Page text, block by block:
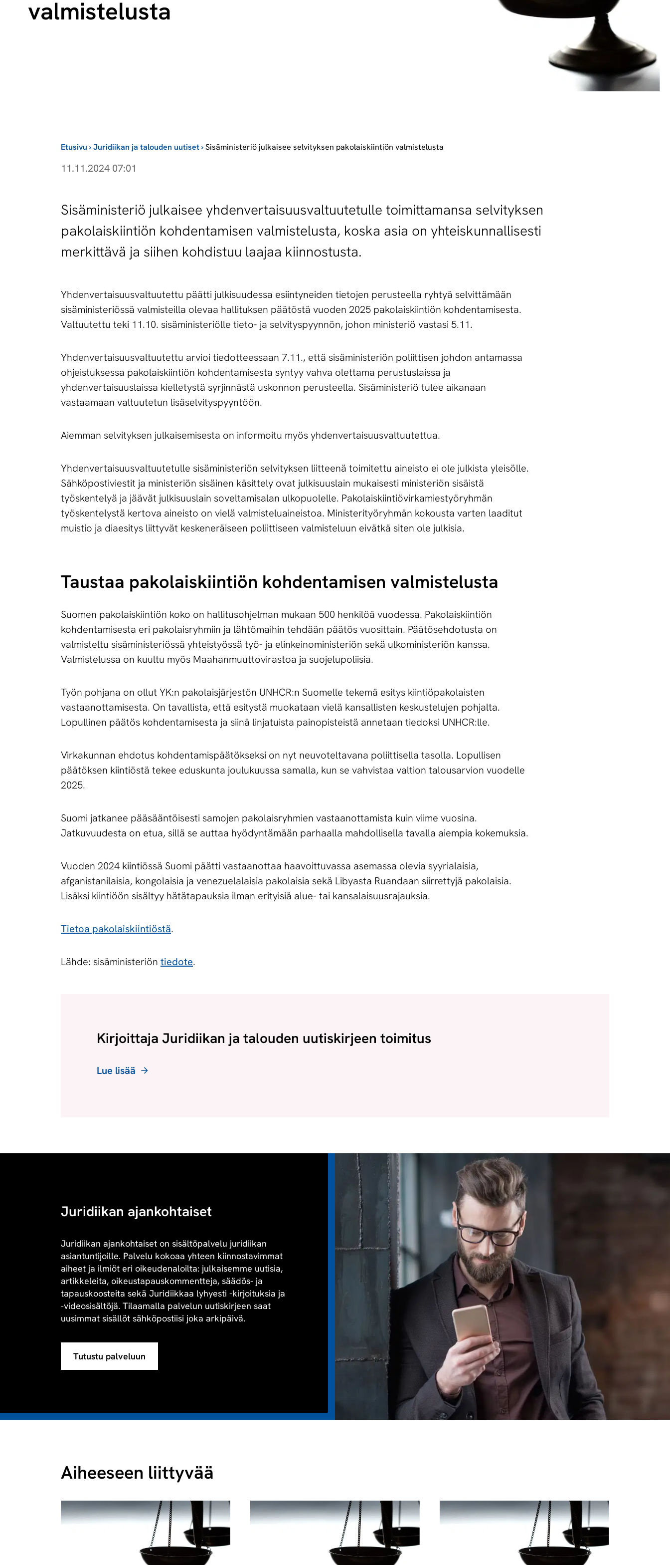
valmistelusta
Etusivu ›Juridiikan ja talouden uutiset›Sisäministeriö julkaisee selvityksen pakolaiskiintiön valmistelusta
11.11.2024 07:01
Sisäministeriö julkaisee yhdenvertaisuusvaltuutetulle toimittamansa selvityksen
pakolaiskiintiön kohdentamisen valmistelusta, koska asia on yhteiskunnallisesti
merkittävä ja siihen kohdistuu laajaa kiinnostusta.
Yhdenvertaisuusvaltuutettu päätti julkisuudessa esiintyneiden tietojen perusteella ryhtyä selvittämään
sisäministeriössä valmisteilla olevaa hallituksen päätöstä vuoden 2025 pakolaiskiintiön kohdentamisesta.
Valtuutettu teki 11.10. sisäministeriölle tieto- ja selvityspyynnön, johon ministeriö vastasi 5.11.
Yhdenvertaisuusvaltuutettu arvioi tiedotteessaan 7.11., että sisäministeriön poliittisen johdon antamassa
ohjeistuksessa pakolaiskiintiön kohdentamisesta syntyy vahva olettama perustuslaissa ja
yhdenvertaisuuslaissa kielletystä syrjinnästä uskonnon perusteella. Sisäministeriö tulee aikanaan
vastaamaan valtuutetun lisäselvityspyyntöön.
Aiemman selvityksen julkaisemisesta on informoitu myös yhdenvertaisuusvaltuutettua.
Yhdenvertaisuusvaltuutetulle sisäministeriön selvityksen liitteenä toimitettu aineisto ei ole julkista yleisölle.
Sähköpostiviestit ja ministeriön sisäinen käsittely ovat julkisuuslain mukaisesti ministeriön sisäistä
työskentelyä ja jäävät julkisuuslain soveltamisalan ulkopuolelle. Pakolaiskiintiövirkamiestyöryhmän
työskentelystä kertova aineisto on vielä valmisteluaineistoa. Ministerityöryhmän kokousta varten laaditut
muistio ja diaesitys liittyvät keskeneräiseen poliittiseen valmisteluun eivätkä siten ole julkisia.
Taustaa pa­ko­lais­kiin­tiön kohdentamisen valmistelusta
Suomen pakolaiskiintiön koko on hallitusohjelman mukaan 500 henkilöä vuodessa. Pakolaiskiintiön
kohdentamisesta eri pakolaisryhmiin ja lähtömaihin tehdään päätös vuosittain. Päätösehdotusta on
valmisteltu sisäministeriössä yhteistyössä työ- ja elinkeinoministeriön sekä ulkoministeriön kanssa.
Valmistelussa on kuultu myös Maahanmuuttovirastoa ja suojelupoliisia.
Työn pohjana on ollut YK:n pakolaisjärjestön UNHCR:n Suomelle tekemä esitys kiintiöpakolaisten
vastaanottamisesta. On tavallista, että esitystä muokataan vielä kansallisten keskustelujen pohjalta.
Lopullinen päätös kohdentamisesta ja siinä linjatuista painopisteistä annetaan tiedoksi UNHCR:lle.
Virkakunnan ehdotus kohdentamispäätökseksi on nyt neuvoteltavana poliittisella tasolla. Lopullisen
päätöksen kiintiöstä tekee eduskunta joulukuussa samalla, kun se vahvistaa valtion talousarvion vuodelle
2025.
Suomi jatkanee pääsääntöisesti samojen pakolaisryhmien vastaanottamista kuin viime vuosina.
Jatkuvuudesta on etua, sillä se auttaa hyödyntämään parhaalla mahdollisella tavalla aiempia kokemuksia.
Vuoden 2024 kiintiössä Suomi päätti vastaanottaa haavoittuvassa asemassa olevia syyrialaisia,
afganistanilaisia, kongolaisia ja venezuelalaisia pakolaisia sekä Libyasta Ruandaan siirrettyjä pakolaisia.
Lisäksi kiintiöön sisältyy hätätapauksia ilman erityisiä alue- tai kansalaisuusrajauksia.
Tietoa pakolaiskiintiöstä.
Lähde: sisäministeriön tiedote.
Kirjoittaja Juridiikan ja talouden uutiskirjeen toimitus
Lue lisää
Juridiikan ajankohtaiset
Juridiikan ajankohtaiset on sisältöpalvelu juridiikan
asiantuntijoille. Palvelu kokoaa yhteen kiinnostavimmat
aiheet ja ilmiöt eri oikeudenaloilta: julkaisemme uutisia,
artikkeleita, oikeustapauskommentteja, säädös- ja
tapauskoosteita sekä Juridiikkaa lyhyesti -kirjoituksia ja
-videosisältöjä. Tilaamalla palvelun uutiskirjeen saat
uusimmat sisällöt sähköpostiisi joka arkipäivä.
Tutustu palveluun
Aiheeseen liittyvää